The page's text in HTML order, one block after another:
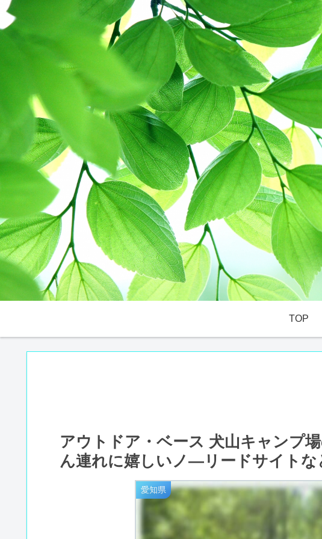
TOP
アウトドア・ベース 犬山キャンプ
ん連れに嬉しいノ―リードサイトな
愛知県